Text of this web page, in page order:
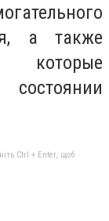
а также
которые
Ctrl + Enter, щоб